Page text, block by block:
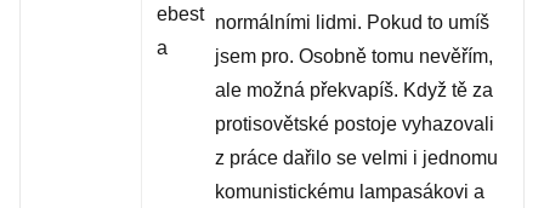
normálními lidmi. Pokud to umíš
jsem pro. Osobně tomu nevěřím,
ale možná překvapíš. Když tě za
protisovětské postoje vyhazovali
z práce dařilo se velmi i jednomu
komunistickému lampasákovi a